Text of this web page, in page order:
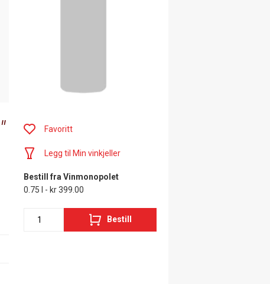
Favoritt
Legg til Min vinkjeller
Bestill fra Vinmonopolet
0.75 l - kr 399.00
Bestill